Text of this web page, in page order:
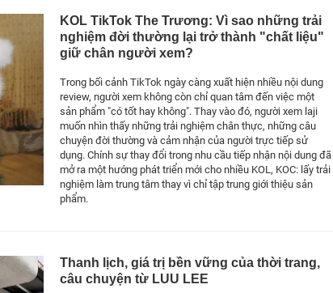
KOL TikTok The Trương: Vì sao những trải
nghiệm đời thường lại trở thành "chất liệu"
giữ chân người xem?
Trong bối cảnh TikTok ngày càng xuất hiện nhiều nội dung
review, người xem không còn chỉ quan tâm đến việc một
sản phẩm "có tốt hay không". Thay vào đó, người xem laji
muốn nhìn thấy những trải nghiệm chân thực, những câu
chuyện đời thường và cảm nhận của người trực tiếp sử
dụng. Chính sự thay đổi trong nhu cầu tiếp nhận nội dung đã
mở ra một hướng phát triển mới cho nhiều KOL, KOC: lấy trải
nghiệm làm trung tâm thay vì chỉ tập trung giới thiệu sản
phẩm.
Thanh lịch, giá trị bền vững của thời trang,
câu chuyện từ LUU LEE